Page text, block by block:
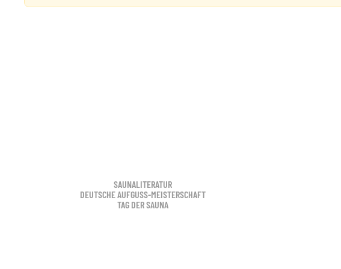
SAUNALITERATUR
DEUTSCHE AUFGUSS-MEISTERSCHAFT
TAG DER SAUNA